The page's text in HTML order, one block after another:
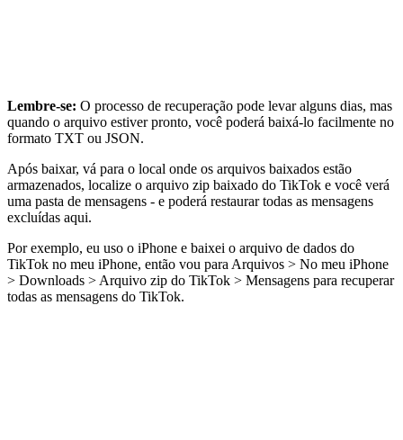
Lembre-se: O processo de recuperação pode levar alguns dias, mas
quando o arquivo estiver pronto, você poderá baixá-lo facilmente no
formato TXT ou JSON.
Após baixar, vá para o local onde os arquivos baixados estão
armazenados, localize o arquivo zip baixado do TikTok e você verá
uma pasta de mensagens - e poderá restaurar todas as mensagens
excluídas aqui.
Por exemplo, eu uso o iPhone e baixei o arquivo de dados do
TikTok no meu iPhone, então vou para Arquivos > No meu iPhone
> Downloads > Arquivo zip do TikTok > Mensagens para recuperar
todas as mensagens do TikTok.